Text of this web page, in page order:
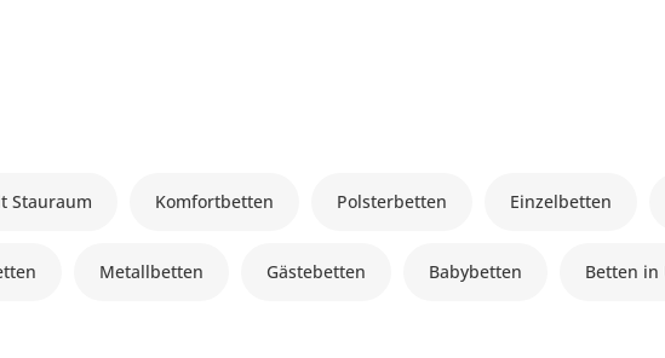
Stauraum Komfortbetten Polsterbetten Einzelbetten
Metallbetten Gästebetten Babybetten Betten in